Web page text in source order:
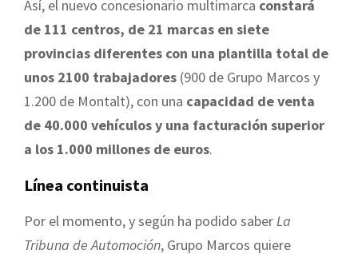
Así, el nuevo concesionario multimarca constará
de 111 centros, de 21 marcas en siete
provincias diferentes con una plantilla total de
unos 2100 trabajadores (900 de Grupo Marcos y
1.200 de Montalt), con una capacidad de venta
de 40.000 vehículos y una facturación superior
a los 1.000 millones de euros.
Línea continuista
Por el momento, y según ha podido saberLa
Tribuna de Automoción, Grupo Marcos quiere